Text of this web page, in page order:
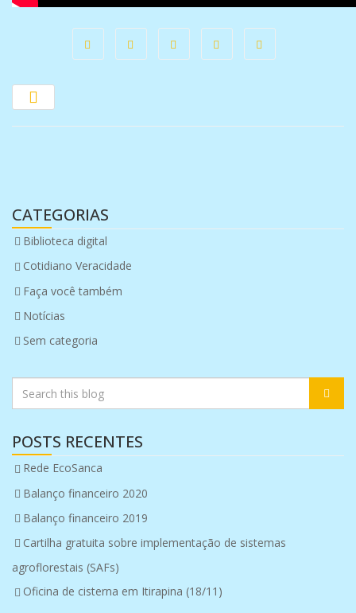
CATEGORIAS
Biblioteca digital
Cotidiano Veracidade
Faça você também
Notícias
Sem categoria
POSTS RECENTES
Rede EcoSanca
Balanço financeiro 2020
Balanço financeiro 2019
Cartilha gratuita sobre implementação de sistemas
agroflorestais (SAFs)
Oficina de cisterna em Itirapina (18/11)